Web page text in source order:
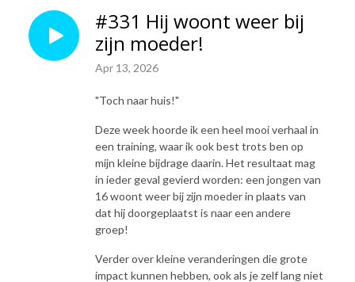
#331 Hij woont weer bij
zijn moeder!
Apr 13, 2026
"Toch naar huis!"
Deze week hoorde ik een heel mooi verhaal in
een training, waar ik ook best trots ben op
mijn kleine bijdrage daarin. Het resultaat mag
in ieder geval gevierd worden: een jongen van
16 woont weer bij zijn moeder in plaats van
dat hij doorgeplaatst is naar een andere
groep!
Verder over kleine veranderingen die grote
impact kunnen hebben, ook als je zelf lang niet